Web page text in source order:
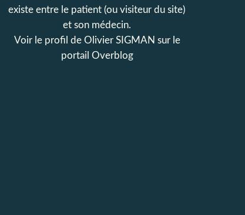
existe entre le patient (ou visiteur du site)
et son médecin.
Voir le profil de Olivier SIGMAN sur le
portail Overblog